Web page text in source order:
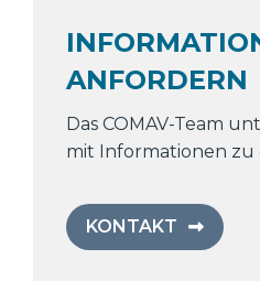
ANFORDERN
Das COMAV-Team
mit Informationen zu
KONTAKT